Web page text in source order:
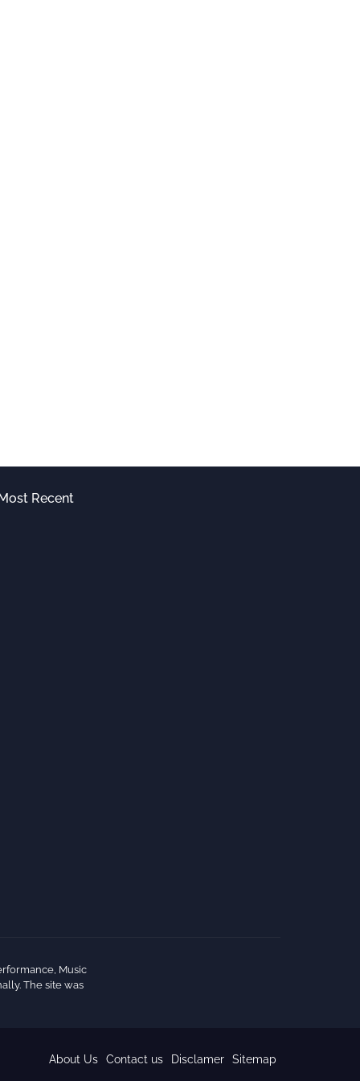
Recent
Music
The site was
About Us Contact us Disclamer Sitemap